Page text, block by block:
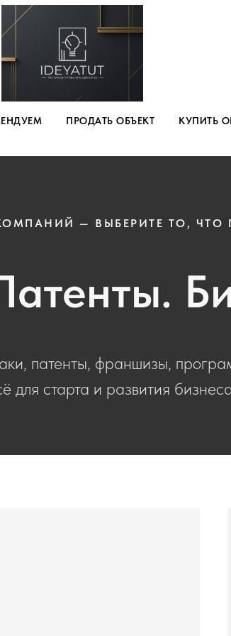
ПРОДАТЬ ОБЪЕКТ КУПИТЬ
— ВЫБЕРИТЕ ТО,
патенты, франшизы,
для старта и развития